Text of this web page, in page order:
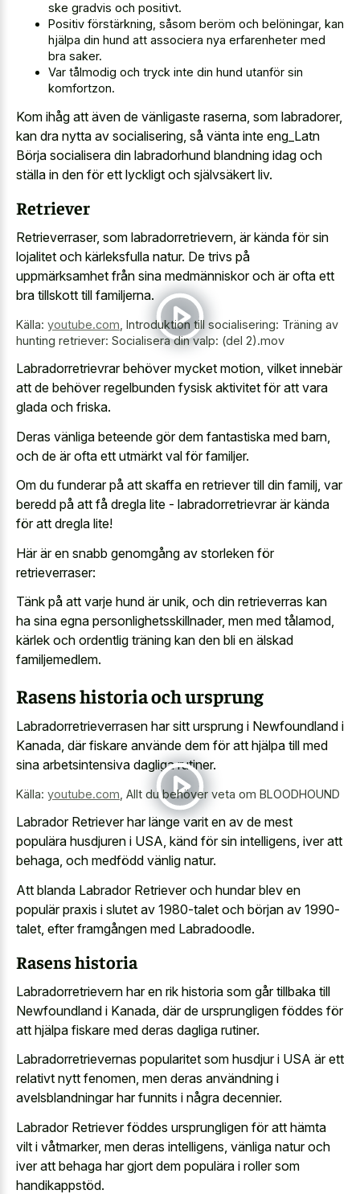
ske gradvis och positivt.
Positiv förstärkning, såsom beröm och belöningar, kan
hjälpa din hund att associera nya erfarenheter med
bra saker.
Var tålmodig och tryck inte din hund utanför sin
komfortzon.
Kom ihåg att även de vänligaste raserna, som labradorer,
kan dra nytta av socialisering, så vänta inte eng_Latn
Börja socialisera din labradorhund blandning idag och
ställa in den för ett lyckligt och självsäkert liv.
Retriever
Retrieverraser, som labradorretrievern, är kända för sin
lojalitet och kärleksfulla natur. De trivs på
uppmärksamhet från sina medmänniskor och är ofta ett
bra tillskott till familjerna.
Källa: youtube.com Introduktion till socialisering: Träning av
hunting retriever: Socialisera din valp: (del 2).mov
Labradorretrievrar behöver mycket motion, vilket innebär
att de behöver regelbunden fysisk aktivitet för att vara
glada och friska.
Deras vänliga beteende gör dem fantastiska med barn,
och de är ofta ett utmärkt val för familjer.
Om du funderar på att skaffa en retriever till din familj, var
beredd på att få dregla lite - labradorretrievrar är kända
för att dregla lite!
Här är en snabb genomgång av storleken för
retrieverraser:
Tänk på att varje hund är unik, och din retrieverras kan
ha sina egna personlighetsskillnader, men med tålamod,
kärlek och ordentlig träning kan den bli en älskad
familjemedlem.
Rasens historia och ursprung
Labradorretrieverrasen har sitt ursprung i Newfoundland i
Kanada, där fiskare använde dem för att hjälpa till med
sina arbetsintensiva dagliga rutiner.
Källa: youtube.com Allt du behöver veta om BLOODHOUND
Labrador Retriever har länge varit en av de mest
populära husdjuren i USA, känd för sin intelligens, iver att
behaga, och medfödd vänlig natur.
Att blanda Labrador Retriever och hundar blev en
populär praxis i slutet av 1980-talet och början av 1990-
talet, efter framgången med Labradoodle.
Rasens historia
Labradorretrievern har en rik historia som går tillbaka till
Newfoundland i Kanada, där de ursprungligen föddes för
att hjälpa fiskare med deras dagliga rutiner.
Labradorretrievernas popularitet som husdjur i USA är ett
relativt nytt fenomen, men deras användning i
avelsblandningar har funnits i några decennier.
Labrador Retriever föddes ursprungligen för att hämta
vilt i våtmarker, men deras intelligens, vänliga natur och
iver att behaga har gjort dem populära i roller som
handikappstöd.